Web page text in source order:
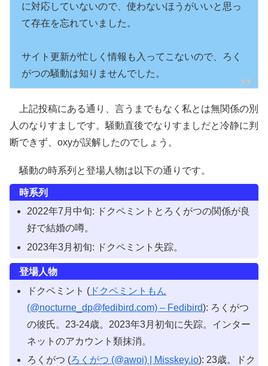
に対応していないので、使わないほうがいいと思っ
て存在を忘れていました。
サイト更新が忙しく情報も入ってこないので、ろく
がつの騒動は知りませんでした。
上記投稿にある通り、言うまでもなく私とは無関係の別
人のなりすましです。騒動直後でなりすましだと冷静に判
断できず、oxyが誤解したのでしょう。
騒動の時系列と登場人物は以下の通りです。
時系列
2022年7月中旬: ドクペミントとろくがつの関係が良
好で結婚の噂。
2023年3月初旬: ドクペミント失踪。
登場人物
ドクペミント ( ドクペミントもん
(@nocturne_dp@fedibird.com) – Fedibird): ろくがつ
の彼氏。23-24歳。2023年3月初旬に失踪。インター
ネットのアカウント類抹消。
ろくがつ (ろくがつ (@awoi) | Misskey.io): 23歳。ドク